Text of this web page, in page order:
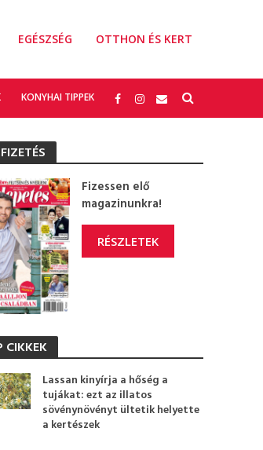
EGÉSZSÉG OTTHON ÉS KERT
KONYHAI TIPPEK
Fizessen elő
magazinunkra!
RÉSZLETEK
CIKKEK
Lassan kinyírja a hőség a
tujákat: ezt az illatos
sövénynövényt ültetik helyette
a kertészek